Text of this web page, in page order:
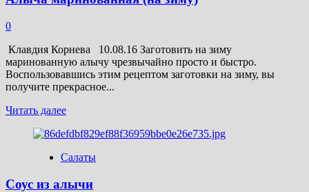
0
Клавдия Корнева 10.08.16 Заготовить на зиму
маринованную алычу чрезвычайно просто и быстро.
Воспользовавшись этим рецептом заготовки на зиму, вы
получите прекрасное...
Читать далееПрочитать
о
маринованная
зиму)
Салаты
Соус из алычи